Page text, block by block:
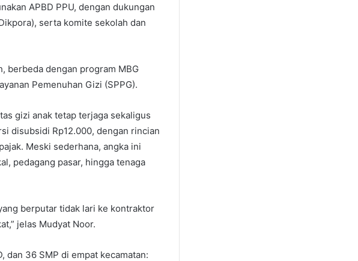
APBD PPU, dengan dukungan
serta komite sekolah dan
berbeda dengan program MBG
Pemenuhan Gizi (SPPG).
gizi anak tetap terjaga sekaligus
disubsidi Rp12.000, dengan rincian
Meski sederhana, angka ini
pedagang pasar, hingga tenaga
berputar tidak lari ke kontraktor
jelas Mudyat Noor.
dan 36 SMP di empat kecamatan: